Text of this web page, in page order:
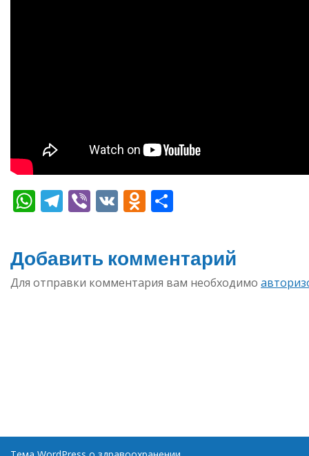
WhatsApp
Telegram
Viber
VK Odnoklassniki
Добавить комментарий
Для отправки комментария вам необходимо